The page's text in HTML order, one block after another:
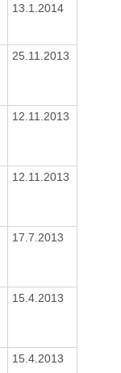
13.1.2014
25.11.2013
12.11.2013
12.11.2013
17.7.2013
15.4.2013
15.4.2013